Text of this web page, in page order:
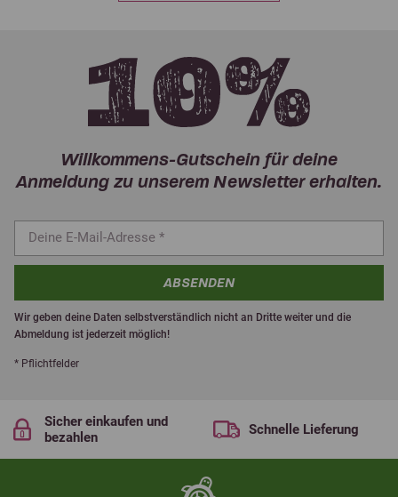
Willkommens-Gutschein für deine
Anmeldung zu unserem Newsletter erhalten.
ABSENDEN
Wir geben deine Daten selbstverständlich nicht an Dritte weiter und die
Abmeldung ist jederzeit möglich!
* Pflichtfelder
Sicher einkaufen und
bezahlen
Schnelle Lieferung